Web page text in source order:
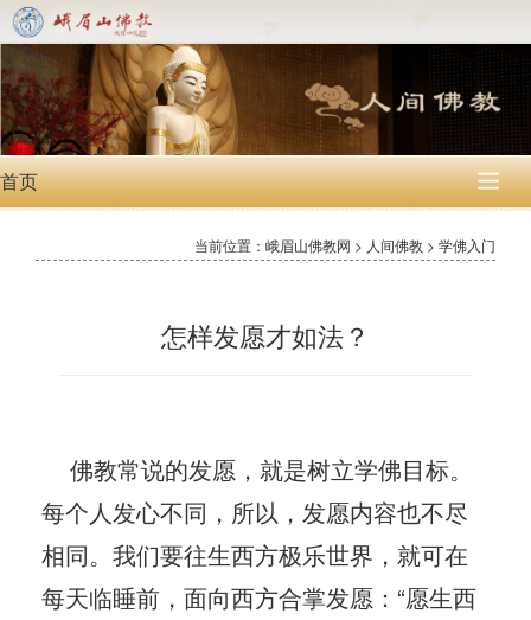
首页 
当前位置：峨眉山佛教网 > 人间佛教 > 学佛入门
怎样发愿才如法？
佛教常说的发愿，就是树立学佛目标。
每个人发心不同，所以，发愿内容也不尽
相同。我们要往生西方极乐世界，就可在
每天临睡前，面向西方合掌发愿：“愿生西